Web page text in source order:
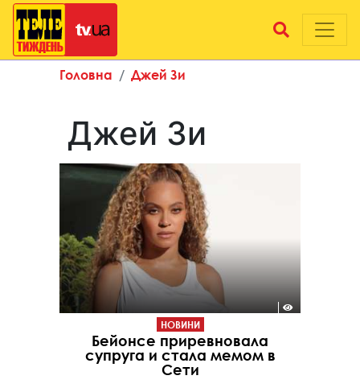
Головна Джей Зи
Джей Зи
НОВИНИ
Бейонсе приревновала
супруга и стала мемом в
Сети